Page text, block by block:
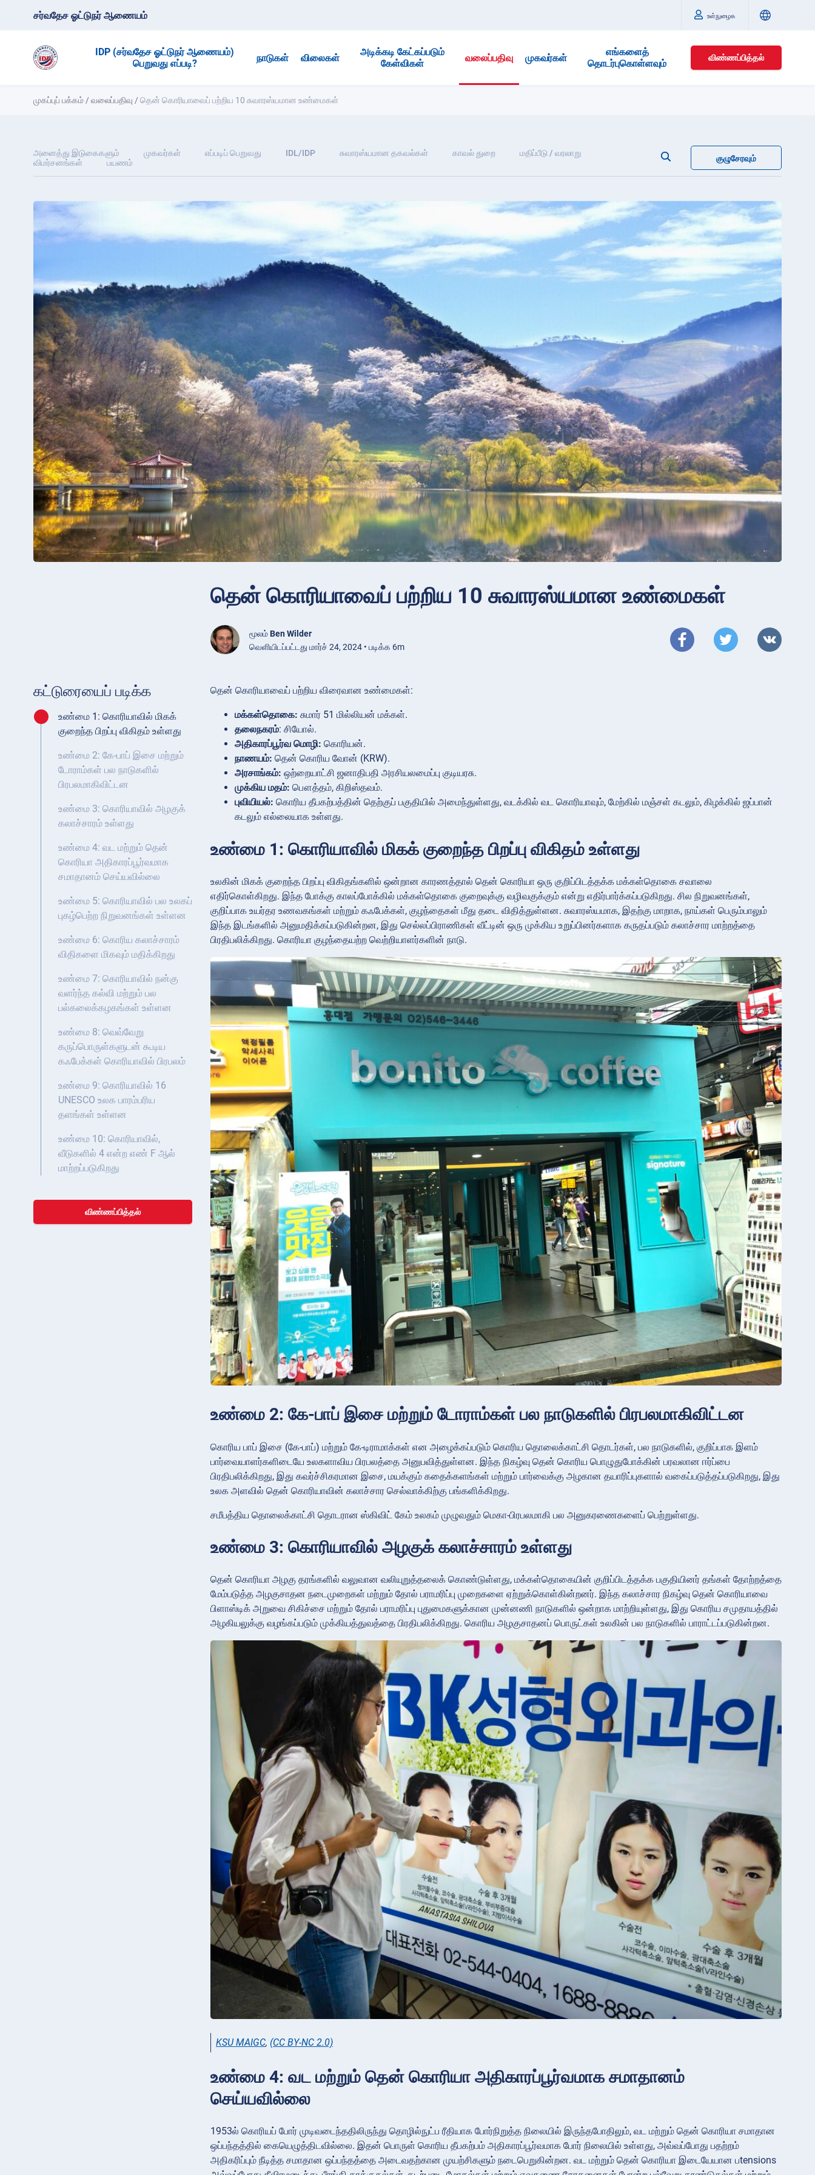
சர்வதேச ஓட்டுநர் ஆணையம் உள்நுழைக
IDP (சர்வதேச ஓட்டுநர் ஆணையம்)
பெறுவது எப்படி?
நாடுகள் விலைகள்
அடிக்கடி கேட்கப்படும்
கேள்விகள்
வலைப்பதிவு முகவர்கள்
எங்களைத்
தொடர்புகொள்ளவும்
விண்ணப்பித்தல்
முகப்புப் பக்கம் /வலைப்பதிவு /தென் கொரியாவைப் பற்றிய 10 சுவாரஸ்யமான உண்மைகள்
அனைத்து இடுகைகளும் முகவர்கள் எப்படிப் பெறுவது IDL/IDP சுவாரஸ்யமான தகவல்கள் காவல் துறை
மதிப்பீடு / வரலாறு
விமர்சனங்கள்
பயணம் குழுசேரவும்
தென் கொரியாவைப் பற்றிய 10 சுவாரஸ்யமான உண்மைகள்
மூலம் Ben Wilder
வெளியிடப்பட்டது மார்ச் 24, 2024 • படிக்க 6m
கட்டுரையைப் படிக்க
உண்மை 1: கொரியாவில் மிகக்
குறைந்த பிறப்பு விகிதம் உள்ளது
உண்மை 2: கே-பாப் இசை மற்றும்
டோராம்கள் பல நாடுகளில்
பிரபலமாகிவிட்டன
உண்மை 3: கொரியாவில் அழகுக்
கலாச்சாரம் உள்ளது
உண்மை 4: வட மற்றும் தென்
கொரியா அதிகாரப்பூர்வமாக
சமாதானம் செய்யவில்லை
உண்மை 5: கொரியாவில் பல உலகப்
புகழ்பெற்ற நிறுவனங்கள் உள்ளன
உண்மை 6: கொரிய கலாச்சாரம்
விதிகளை மிகவும் மதிக்கிறது
உண்மை 7: கொரியாவில் நன்கு
வளர்ந்த கல்வி மற்றும் பல
பல்கலைக்கழகங்கள் உள்ளன
உண்மை 8: வெவ்வேறு
கருப்பொருள்களுடன் கூடிய
கஃபேக்கள் கொரியாவில் பிரபலம்
உண்மை 9: கொரியாவில் 16
UNESCO உலக பாரம்பரிய
தளங்கள் உள்ளன
உண்மை 10: கொரியாவில்,
வீடுகளில் 4 என்ற எண் F ஆல்
மாற்றப்படுகிறது
விண்ணப்பித்தல்
தென் கொரியாவைப் பற்றிய விரைவான உண்மைகள்:
மக்கள்தொகை: சுமார் 51 மில்லியன் மக்கள்.
தலைநகரம்: சியோல்.
அதிகாரப்பூர்வ மொழி: கொரியன்.
நாணயம்: தென் கொரிய வோன் (KRW).
அரசாங்கம்: ஒற்றையாட்சி ஜனாதிபதி அரசியலமைப்பு குடியரசு.
முக்கிய மதம்: பௌத்தம், கிறிஸ்தவம்.
புவியியல்: கொரிய தீபகற்பத்தின் தெற்குப் பகுதியில் அமைந்துள்ளது, வடக்கில் வட கொரியாவும், மேற்கில் மஞ்சள் கடலும், கிழக்கில் ஜப்பான்
கடலும் எல்லையாக உள்ளது.
உண்மை 1: கொரியாவில் மிகக் குறைந்த பிறப்பு விகிதம் உள்ளது
உலகின் மிகக் குறைந்த பிறப்பு விகிதங்களில் ஒன்றான காரணத்தால் தென் கொரியா ஒரு குறிப்பிடத்தக்க மக்கள்தொகை சவாலை
எதிர்கொள்கிறது. இந்த போக்கு காலப்போக்கில் மக்கள்தொகை குறைவுக்கு வழிவகுக்கும் என்று எதிர்பார்க்கப்படுகிறது. சில நிறுவனங்கள்,
குறிப்பாக உயர்தர உணவகங்கள் மற்றும் கஃபேக்கள், குழந்தைகள் மீது தடை விதித்துள்ளன. சுவாரஸ்யமாக, இதற்கு மாறாக, நாய்கள் பெரும்பாலும்
இந்த இடங்களில் அனுமதிக்கப்படுகின்றன, இது செல்லப்பிராணிகள் வீட்டின் ஒரு முக்கிய உறுப்பினர்களாக கருதப்படும் கலாச்சார மாற்றத்தை
பிரதிபலிக்கிறது. கொரியா குழந்தையற்ற வெற்றியாளர்களின் நாடு.
உண்மை 2: கே-பாப் இசை மற்றும் டோராம்கள் பல நாடுகளில் பிரபலமாகிவிட்டன
கொரிய பாப் இசை (கே-பாப்) மற்றும் கே-டிராமாக்கள் என அழைக்கப்படும் கொரிய தொலைக்காட்சி தொடர்கள், பல நாடுகளில், குறிப்பாக இளம்
பார்வையாளர்களிடையே உலகளாவிய பிரபலத்தை அனுபவித்துள்ளன. இந்த நிகழ்வு தென் கொரிய பொழுதுபோக்கின் பரவலான ஈர்ப்பை
பிரதிபலிக்கிறது, இது கவர்ச்சிகரமான இசை, மயக்கும் கதைக்களங்கள் மற்றும் பார்வைக்கு அழகான தயாரிப்புகளால் வகைப்படுத்தப்படுகிறது, இது
உலக அளவில் தென் கொரியாவின் கலாச்சார செல்வாக்கிற்கு பங்களிக்கிறது.
சமீபத்திய தொலைக்காட்சி தொடரான ஸ்கிவிட் கேம் உலகம் முழுவதும் மெகா-பிரபலமாகி பல அனுகரணைகளைப் பெற்றுள்ளது.
உண்மை 3: கொரியாவில் அழகுக் கலாச்சாரம் உள்ளது
தென் கொரியா அழகு தரங்களில் வலுவான வலியுறுத்தலைக் கொண்டுள்ளது, மக்கள்தொகையின் குறிப்பிடத்தக்க பகுதியினர் தங்கள் தோற்றத்தை
மேம்படுத்த அழகுசாதன நடைமுறைகள் மற்றும் தோல் பராமரிப்பு முறைகளை ஏற்றுக்கொள்கின்றனர். இந்த கலாச்சார நிகழ்வு தென் கொரியாவை
பிளாஸ்டிக் அறுவை சிகிச்சை மற்றும் தோல் பராமரிப்பு புதுமைகளுக்கான முன்னணி நாடுகளில் ஒன்றாக மாற்றியுள்ளது, இது கொரிய சமுதாயத்தில்
அழகியலுக்கு வழங்கப்படும் முக்கியத்துவத்தை பிரதிபலிக்கிறது. கொரிய அழகுசாதனப் பொருட்கள் உலகின் பல நாடுகளில் பாராட்டப்படுகின்றன.
KSU MAIGC, (CC BY-NC 2.0)
உண்மை 4: வட மற்றும் தென் கொரியா அதிகாரப்பூர்வமாக சமாதானம்
செய்யவில்லை
1953ல் கொரியப் போர் முடிவடைந்ததிலிருந்து தொழில்நுட்ப ரீதியாக போர்நிறுத்த நிலையில் இருந்தபோதிலும், வட மற்றும் தென் கொரியா சமாதான
ஒப்பந்தத்தில் கையெழுத்திடவில்லை. இதன் பொருள் கொரிய தீபகற்பம் அதிகாரப்பூர்வமாக போர் நிலையில் உள்ளது, அவ்வப்போது பதற்றம்
அதிகரிப்பும் நீடித்த சமாதான ஒப்பந்தத்தை அடைவதற்கான முயற்சிகளும் நடைபெறுகின்றன. வட மற்றும் தென் கொரியா இடையேயான பtensions